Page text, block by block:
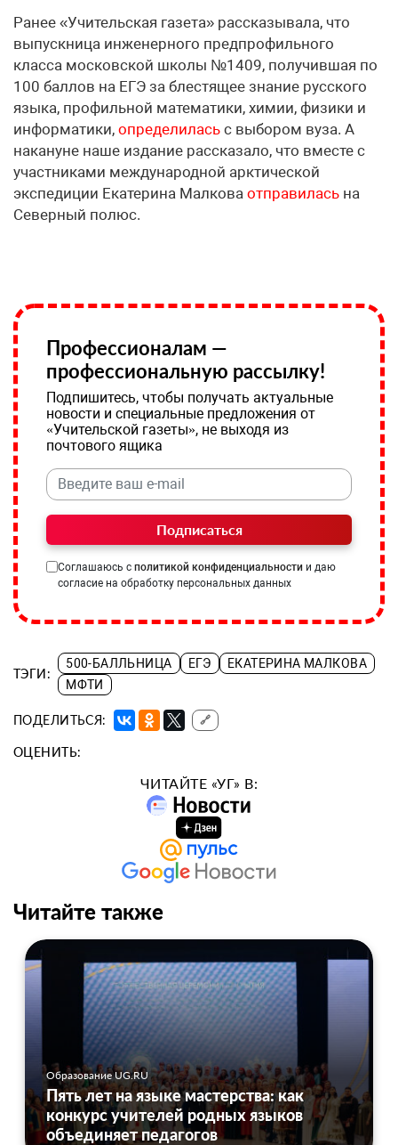
Ранее «Учительская газета» рассказывала, что
выпускница инженерного предпрофильного
класса московской школы №1409, получившая по
100 баллов на ЕГЭ за блестящее знание русского
языка, профильной математики, химии, физики и
информатики, определилась с выбором вуза. А
накануне наше издание рассказало, что вместе с
участниками международной арктической
экспедиции Екатерина Малкова отправилась на
Северный полюс.
Профессионалам —
профессиональную рассылку!
Подпишитесь, чтобы получать актуальные
новости и специальные предложения от
«Учительской газеты», не выходя из
почтового ящика
Подписаться
Соглашаюсь с политикой конфиденциальности и даю
согласие на обработку персональных данных
ТЭГИ:
500-БАЛЛЬНИЦА ЕГЭ
ЕКАТЕРИНА МАЛКОВА
МФТИ
ПОДЕЛИТЬСЯ: 🔗
ОЦЕНИТЬ:
ЧИТАЙТЕ «УГ» В:
Читайте также
Образование UG.RU
Пять лет на языке мастерства: как
конкурс учителей родных языков
объединяет педагогов